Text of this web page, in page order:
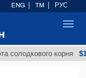
корня $12935,18
ENG TM РУС